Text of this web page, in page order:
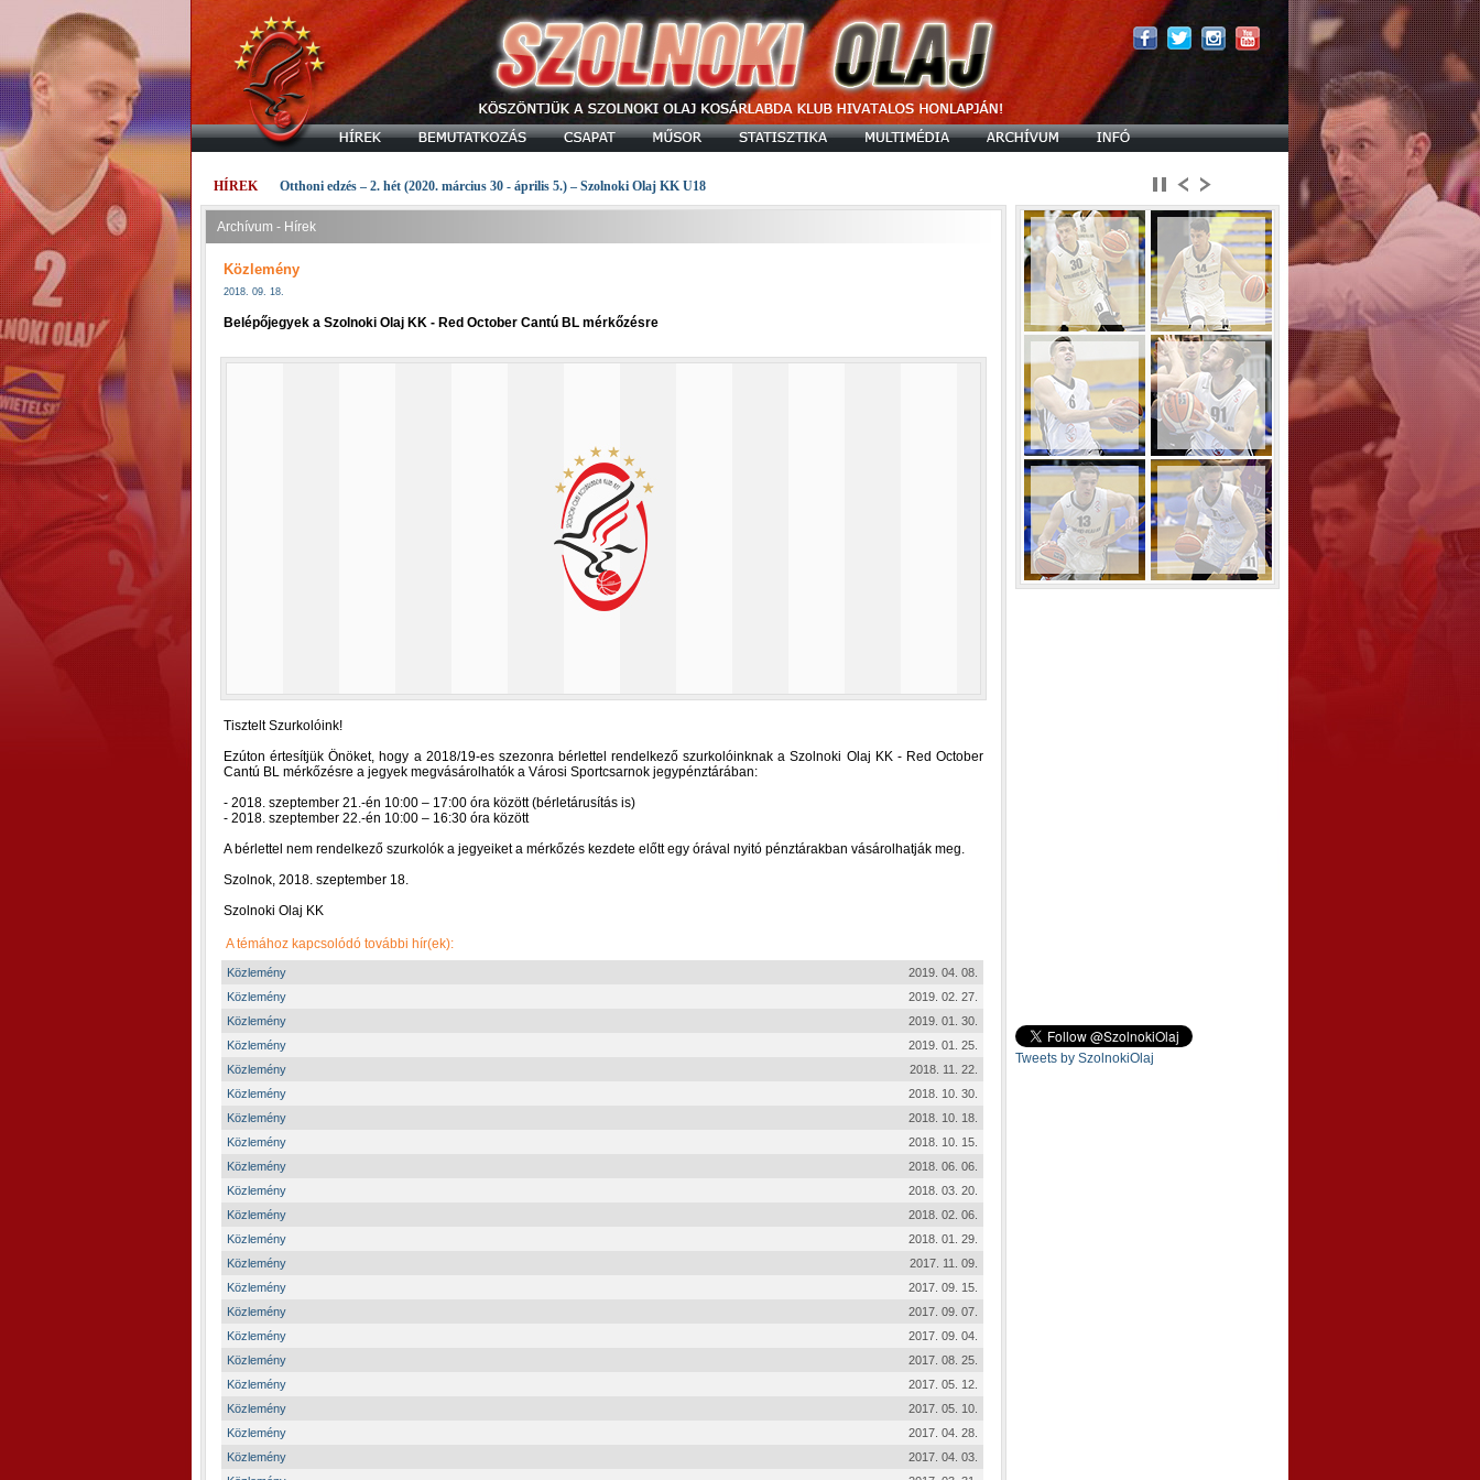
HÍREK Otthoni edzés – 2. hét (2020. március 30 - április 5.) – Szolnoki Olaj KK U18
Archívum - Hírek
Közlemény
2018. 09. 18.
Belépőjegyek a Szolnoki Olaj KK - Red October Cantú BL mérkőzésre
Tisztelt Szurkolóink!
Ezúton értesítjük Önöket, hogy a 2018/19-es szezonra bérlettel rendelkező szurkolóinknak a Szolnoki Olaj KK - Red October
Cantú BL mérkőzésre a jegyek megvásárolhatók a Városi Sportcsarnok jegypénztárában:
- 2018. szeptember 21.-én 10:00 – 17:00 óra között (bérletárusítás is)
- 2018. szeptember 22.-én 10:00 – 16:30 óra között
A bérlettel nem rendelkező szurkolók a jegyeiket a mérkőzés kezdete előtt egy órával nyitó pénztárakban vásárolhatják meg.
Szolnok, 2018. szeptember 18.
Szolnoki Olaj KK
A témához kapcsolódó további hír(ek):
Közlemény
2019. 04. 08.
Közlemény
2019. 02. 27.
Közlemény
2019. 01. 30.
Közlemény
2019. 01. 25.
Közlemény
2018. 11. 22.
Közlemény
2018. 10. 30.
Közlemény
2018. 10. 18.
Közlemény
2018. 10. 15.
Közlemény
2018. 06. 06.
Közlemény
2018. 03. 20.
Közlemény
2018. 02. 06.
Közlemény
2018. 01. 29.
Közlemény
2017. 11. 09.
Közlemény
2017. 09. 15.
Közlemény
2017. 09. 07.
Közlemény
2017. 09. 04.
Közlemény
2017. 08. 25.
Közlemény
2017. 05. 12.
Közlemény
2017. 05. 10.
Közlemény
2017. 04. 28.
Közlemény
2017. 04. 03.
Tweets by SzolnokiOlaj